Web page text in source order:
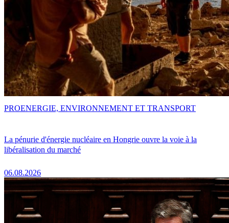
La pénurie d'énergie nucléaire en Hongrie ouvre la voie à la
libéralisation du marché
06.08.2026
PROENERGIE, ENVIRONNEMENT ET TRANSPORT